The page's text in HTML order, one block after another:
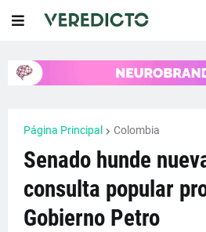
Página Principal Colombia
Senado hunde
consulta popular
Gobierno Petro